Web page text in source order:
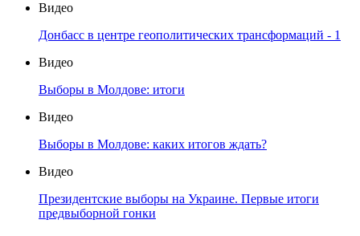
Видео
Донбасс в центре геополитических трансформаций - 1
Видео
Выборы в Молдове: итоги
Видео
Выборы в Молдове: каких итогов ждать?
Видео
Президентские выборы на Украине. Первые итоги
предвыборной гонки